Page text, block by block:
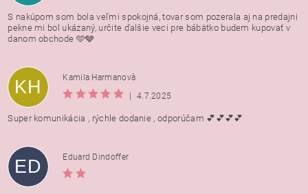
S nakúpom som bola veľmi spokojná, tovar som pozerala aj na predajni
pekne mi bol ukázaný, určite ďalšie veci pre bábätko budem kupovať v
danom obchode 🩵🩶
KH
Kamila Harmanovà
|
4.7.2025
Super komunikácia , rýchle dodanie , odporúčam 💕💕💕💕
ED Eduard Dindoffer